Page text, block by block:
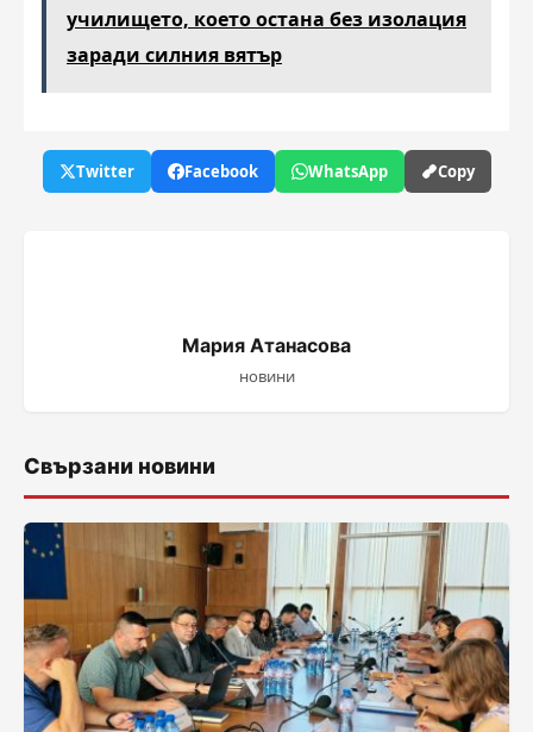
училището, което остана без изолация
заради силния вятър
Twitter Facebook WhatsApp Copy
Мария Атанасова
новини
Свързани новини